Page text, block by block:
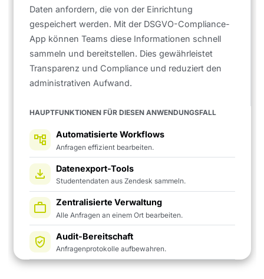
Daten anfordern, die von der Einrichtung
gespeichert werden. Mit der DSGVO-Compliance-
App können Teams diese Informationen schnell
sammeln und bereitstellen. Dies gewährleistet
Transparenz und Compliance und reduziert den
administrativen Aufwand.
HAUPTFUNKTIONEN FÜR DIESEN ANWENDUNGSFALL
Automatisierte Workflows
Anfragen effizient bearbeiten.
Datenexport-Tools
Studentendaten aus Zendesk sammeln.
Zentralisierte Verwaltung
Alle Anfragen an einem Ort bearbeiten.
Audit-Bereitschaft
Anfragenprotokolle aufbewahren.